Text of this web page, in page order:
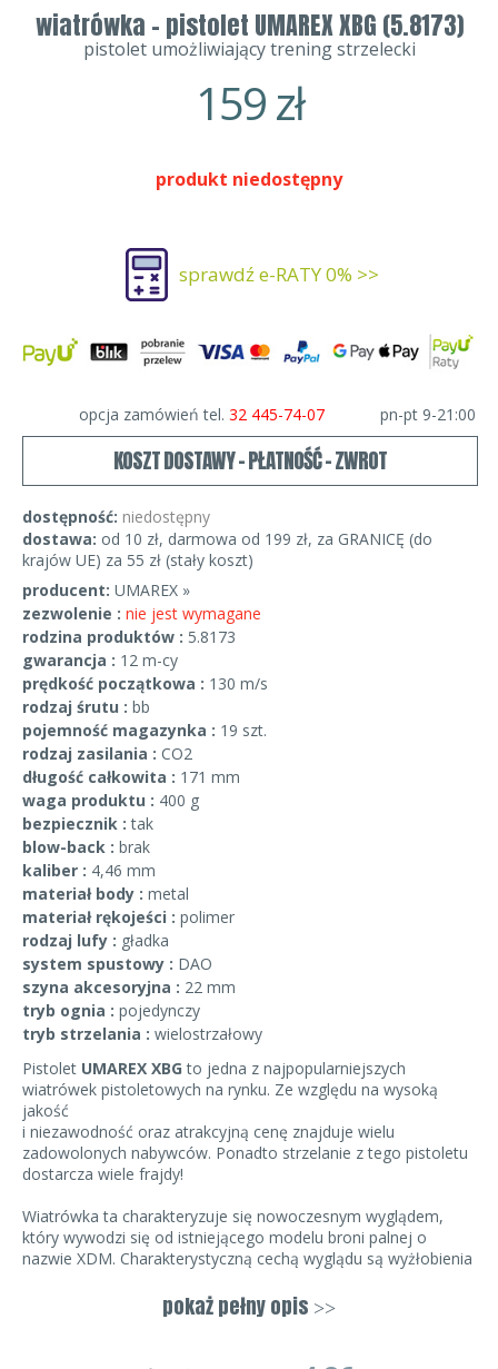
wiatrówka - pistolet UMAREX XBG (5.8173)
pistolet umożliwiający trening strzelecki
159zł
produkt niedostępny
sprawdź e-RATY 0% >>
opcja zamówień tel. 32 445-74-07 pn-pt 9-21:00
KOSZT DOSTAWY - PŁATNOŚĆ - ZWROT
dostępność: niedostępny
dostawa: od 10 zł, darmowa od 199 zł, za GRANICĘ (do
krajów UE) za 55 zł (stały koszt)
producent: UMAREX »
zezwolenie : nie jest wymagane
rodzina produktów : 5.8173
gwarancja : 12 m-cy
prędkość początkowa : 130 m/s
rodzaj śrutu : bb
pojemność magazynka : 19 szt.
rodzaj zasilania : CO2
długość całkowita : 171 mm
waga produktu : 400 g
bezpiecznik :tak
blow-back : brak
kaliber : 4,46 mm
materiał body : metal
materiał rękojeści : polimer
rodzaj lufy : gładka
system spustowy : DAO
szyna akcesoryjna : 22 mm
tryb ognia : pojedynczy
tryb strzelania : wielostrzałowy
Pistolet UMAREX XBG to jedna z najpopularniejszych
wiatrówek pistoletowych na rynku. Ze względu na wysoką
jakość
i niezawodność oraz atrakcyjną cenę znajduje wielu
zadowolonych nabywców. Ponadto strzelanie z tego pistoletu
dostarcza wiele frajdy!
Wiatrówka ta charakteryzuje się nowoczesnym wyglądem,
który wywodzi się od istniejącego modelu broni palnej o
nazwie XDM. Charakterystyczną cechą wyglądu są wyżłobienia
w kształcie strzałek skierowanych do tyłu. Pistolet ten
(konkretnie model XD) powstał w 1999 roku i szturmem
i uznanie na rynku amerykańskim. Jest to broń oferowana na
pokaż pełny opis >>